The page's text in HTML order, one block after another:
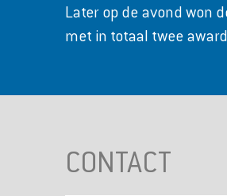
Later op de avond won
met in totaal twee
CONTACT